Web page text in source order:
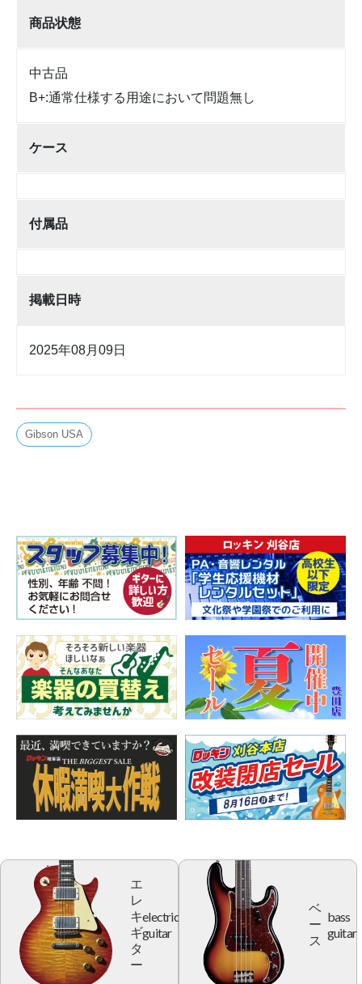
商品状態
中古品
B+:通常仕様する用途において問題無し
ケース
付属品
掲載日時
2025年08月09日
Gibson USA
エ
レ
キ
ギ
タ
ー
electric
guitar
ベ
ー
ス
bass
guitar